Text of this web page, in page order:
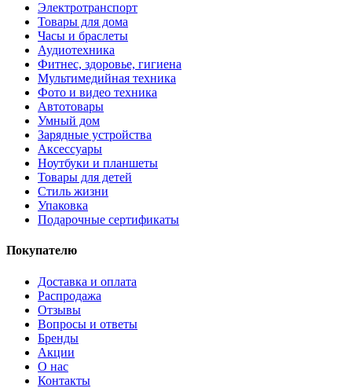
Электротранспорт
Товары для дома
Часы и браслеты
Аудиотехника
Фитнес, здоровье, гигиена
Мультимедийная техника
Фото и видео техника
Автотовары
Умный дом
Зарядные устройства
Аксессуары
Ноутбуки и планшеты
Товары для детей
Стиль жизни
Упаковка
Подарочные сертификаты
Покупателю
Доставка и оплата
Распродажа
Отзывы
Вопросы и ответы
Бренды
Акции
О нас
Контакты